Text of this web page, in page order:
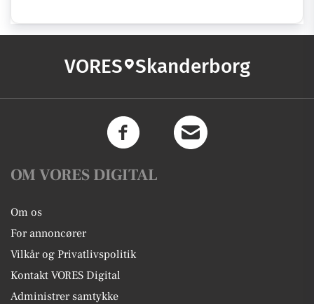
VORES Skanderborg
OM VORES DIGITAL
Om os
For annoncører
Vilkår og Privatlivspolitik
Kontakt VORES Digital
Administrer samtykke